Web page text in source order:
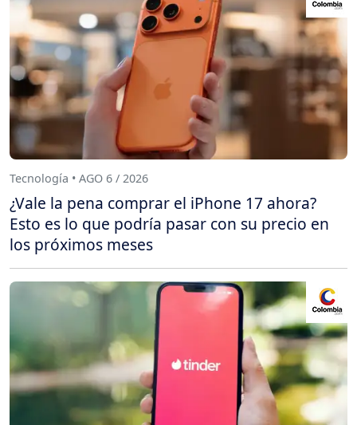
Tecnología • AGO 6 / 2026
¿Vale la pena comprar el iPhone 17 ahora?
Esto es lo que podría pasar con su precio en
los próximos meses